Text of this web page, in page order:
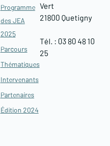
Programme
des JEA
2025
Parcours
Thématiques
Intervenants
Partenaires
Édition 2024
Vert
21800 Quetigny​
Tél. : 03 80 48 10
25